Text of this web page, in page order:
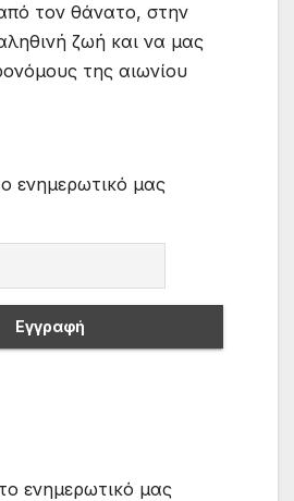
τον θάνατο, στην
ζωή και να μας
της αιωνίου
ενημερωτικό μας
ενημερωτικό μας